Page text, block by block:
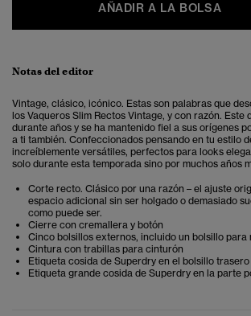
AÑADIR A LA BOLSA
Notas del editor
Vintage, clásico, icónico. Estas son palabras que
los Vaqueros Slim Rectos Vintage, y con razón. Este
durante años y se ha mantenido fiel a sus orígenes
a ti también. Confeccionados pensando en tu estilo
increíblemente versátiles, perfectos para looks
solo durante esta temporada sino por muchos años
Corte recto. Clásico por una razón – el ajuste
espacio adicional sin ser holgado o demasiado
como puede ser.
Cierre con cremallera y botón
Cinco bolsillos externos, incluido un bolsillo para
Cintura con trabillas para cinturón
Etiqueta cosida de Superdry en el bolsillo trasero
Etiqueta grande cosida de Superdry en la parte